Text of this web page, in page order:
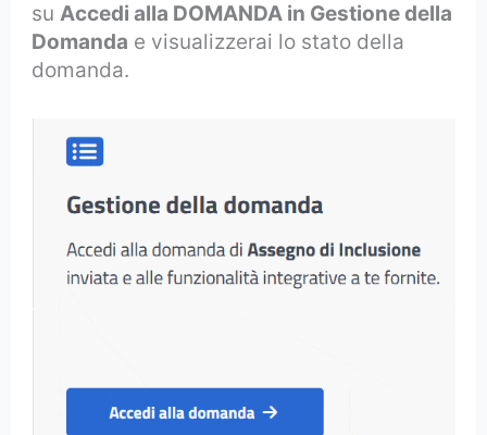
suAccedi alla DOMANDA in Gestione della
Domanda e visualizzerai lo stato della
domanda.